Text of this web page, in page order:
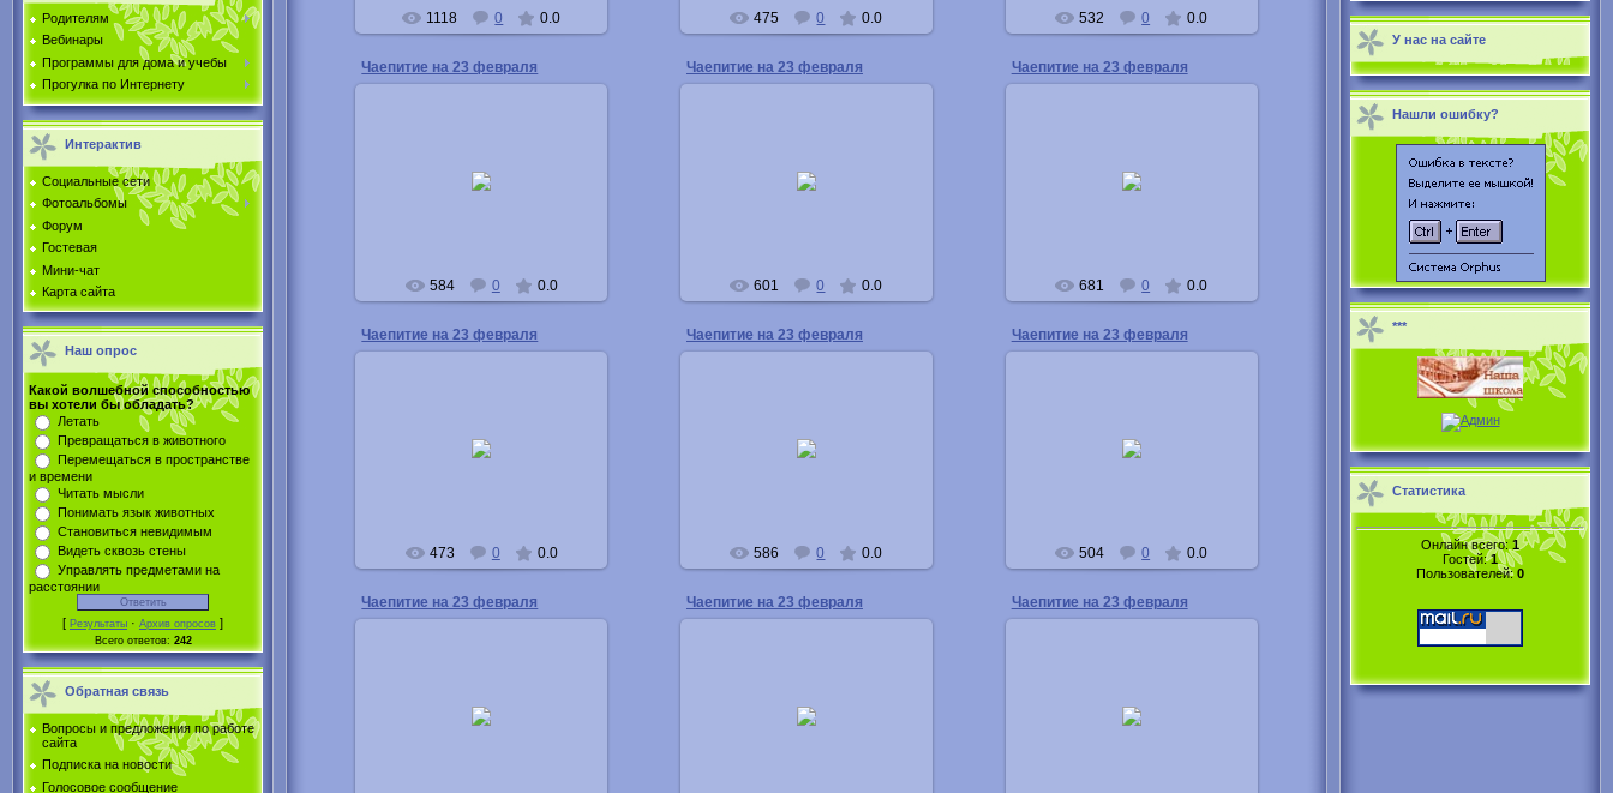
Родителям
Вебинары
Программы для дома и учебы
Прогулка по Интернету
Интерактив
Социальные сети
Фотоальбомы
Форум
Гостевая
Мини-чат
Карта сайта
Наш опрос
Какой волшебной способностью
вы хотели бы обладать?
Летать
Превращаться в животного
Перемещаться в пространстве
и времени
Читать мысли
Понимать язык животных
Становиться невидимым
Видеть сквозь стены
Управлять предметами на
расстоянии
[ Результаты · Архив опросов ]
Всего ответов: 242
Обратная связь
Вопросы и предложения по работе
сайта
Подписка на новости
Голосовое сообщение
1118 0 0.0 475 0 0.0 532 0 0.0
Чаепитие на 23 февраля
584 0 0.0
Чаепитие на 23 февраля
601 0 0.0
Чаепитие на 23 февраля
681 0 0.0
Чаепитие на 23 февраля
473 0 0.0
Чаепитие на 23 февраля
586 0 0.0
Чаепитие на 23 февраля
504 0 0.0
Чаепитие на 23 февраля Чаепитие на 23 февраля Чаепитие на 23 февраля
У нас на сайте
Нашли ошибку?
***
Статистика
Онлайн всего: 1
Гостей:1
Пользователей:0